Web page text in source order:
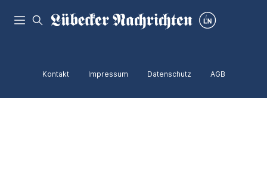
Kontakt Impressum Datenschutz AGB